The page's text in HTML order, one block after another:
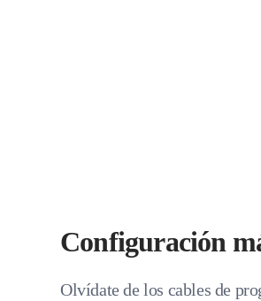
Configuración
Olvídate de los cables de